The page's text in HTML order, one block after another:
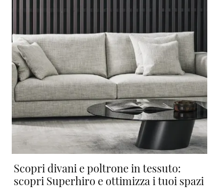
Scopri divani e poltrone in tessuto:
scopri Superhiro e ottimizza i tuoi spazi